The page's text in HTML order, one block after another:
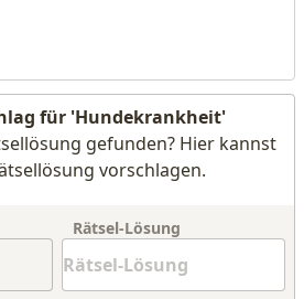
für 'Hundekrankheit'
gefunden? Hier kannst
vorschlagen.
Rätsel-Lösung